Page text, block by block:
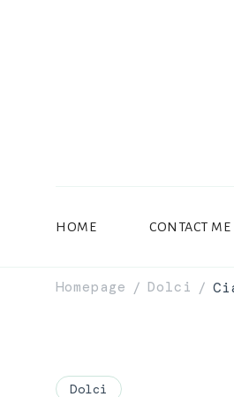
HOME CONTACT ME
Homepage / Dolci /
Dolci